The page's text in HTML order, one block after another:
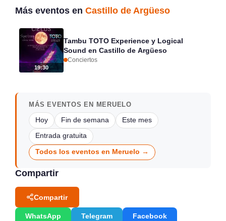
Más eventos en Castillo de Argüeso
19:30
Tambu TOTO Experience y Logical
Sound en Castillo de Argüeso
Conciertos
MÁS EVENTOS EN MERUELO
Hoy Fin de semana Este mes
Entrada gratuita
Todos los eventos en Meruelo →
Compartir
Compartir
WhatsApp Telegram Facebook